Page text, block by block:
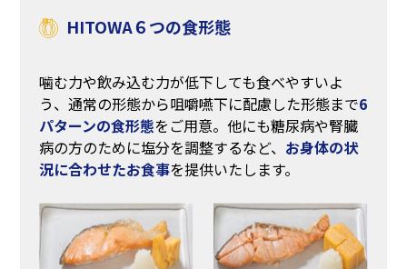
HITOWA６つの食形態
噛む力や飲み込む力が低下しても食べやすいよ
う、通常の形態から咀嚼嚥下に配慮した形態まで6
パターンの食形態をご用意。他にも糖尿病や腎臓
病の方のために塩分を調整するなど、 お身体の状
況に合わせたお食事を提供いたします。